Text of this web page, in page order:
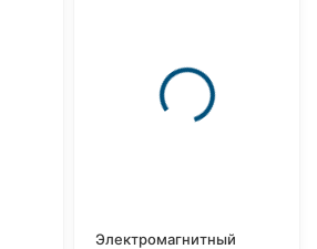
Электромагнитный